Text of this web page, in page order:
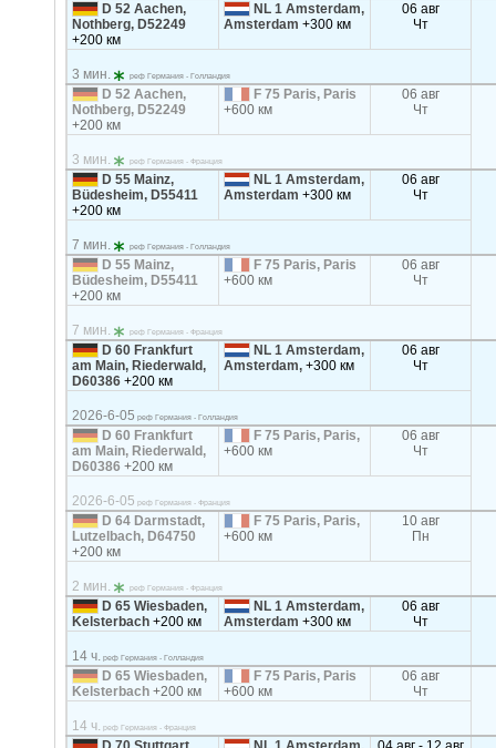
D 52 Aachen,
Nothberg, D52249
+200 км
NL 1 Amsterdam,
Amsterdam+300 км
06 авг
Чт
3 мин. реф Германия - Голландия
D 52 Aachen,
Nothberg, D52249
+200 км
F 75 Paris, Paris
+600 км
06 авг
Чт
3 мин. реф Германия - Франция
D 55 Mainz,
Büdesheim, D55411
+200 км
NL 1 Amsterdam,
Amsterdam+300 км
06 авг
Чт
7 мин. реф Германия - Голландия
D 55 Mainz,
Büdesheim, D55411
+200 км
F 75 Paris, Paris
+600 км
06 авг
Чт
7 мин. реф Германия - Франция
D 60 Frankfurt
am Main, Riederwald,
D60386+200 км
NL 1 Amsterdam,
Amsterdam,+300 км
06 авг
Чт
2026-6-05 реф Германия - Голландия
D 60 Frankfurt
am Main, Riederwald,
D60386+200 км
F 75 Paris, Paris,
+600 км
06 авг
Чт
2026-6-05 реф Германия - Франция
D 64 Darmstadt,
Lutzelbach, D64750
+200 км
F 75 Paris, Paris,
+600 км
10 авг
Пн
2 мин. реф Германия - Франция
D 65 Wiesbaden,
Kelsterbach+200 км
NL 1 Amsterdam,
Amsterdam+300 км
06 авг
Чт
14 ч. реф Германия - Голландия
D 65 Wiesbaden,
Kelsterbach+200 км
F 75 Paris, Paris
+600 км
06 авг
Чт
14 ч. реф Германия - Франция